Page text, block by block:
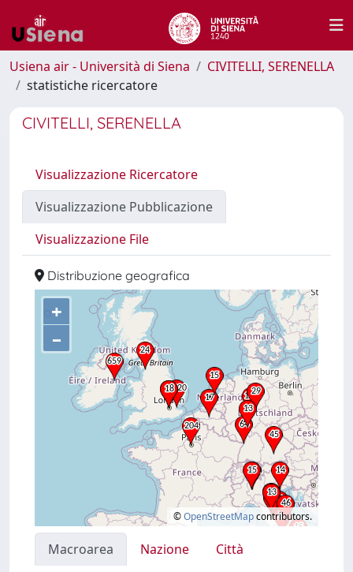
Usiena air - Università di Siena
CIVITELLI, SERENELLA
statistiche ricercatore
CIVITELLI, SERENELLA
Visualizzazione Ricercatore
Visualizzazione Pubblicazione
Visualizzazione File
Distribuzione geografica
+
–
©OpenStreetMapcontributors.
Macroarea Nazione
Città